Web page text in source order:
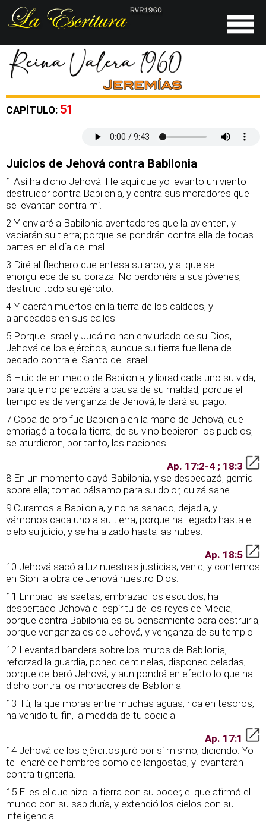
CAPÍTULO: 51
Juicios de Jehová contra Babilonia
1 Así ha dicho Jehová: He aquí que yo levanto un viento
destruidor contra Babilonia, y contra sus moradores que
se levantan contra mí.
2 Y enviaré a Babilonia aventadores que la avienten, y
vaciarán su tierra; porque se pondrán contra ella de todas
partes en el día del mal.
3 Diré al flechero que entesa su arco, y al que se
enorgullece de su coraza: No perdonéis a sus jóvenes,
destruid todo su ejército.
4 Y caerán muertos en la tierra de los caldeos, y
alanceados en sus calles.
5 Porque Israel y Judá no han enviudado de su Dios,
Jehová de los ejércitos, aunque su tierra fue llena de
pecado contra el Santo de Israel.
6 Huid de en medio de Babilonia, y librad cada uno su vida,
para que no perezcáis a causa de su maldad; porque el
tiempo es de venganza de Jehová; le dará su pago.
7 Copa de oro fue Babilonia en la mano de Jehová, que
embriagó a toda la tierra; de su vino bebieron los pueblos;
se aturdieron, por tanto, las naciones.
Ap. 17:2-4 ; 18:3
8 En un momento cayó Babilonia, y se despedazó; gemid
sobre ella; tomad bálsamo para su dolor, quizá sane.
9 Curamos a Babilonia, y no ha sanado; dejadla, y
vámonos cada uno a su tierra; porque ha llegado hasta el
cielo su juicio, y se ha alzado hasta las nubes.
Ap. 18:5
10 Jehová sacó a luz nuestras justicias; venid, y contemos
en Sion la obra de Jehová nuestro Dios.
11 Limpiad las saetas, embrazad los escudos; ha
despertado Jehová el espíritu de los reyes de Media;
porque contra Babilonia es su pensamiento para destruirla;
porque venganza es de Jehová, y venganza de su templo.
12 Levantad bandera sobre los muros de Babilonia,
reforzad la guardia, poned centinelas, disponed celadas;
porque deliberó Jehová, y aun pondrá en efecto lo que ha
dicho contra los moradores de Babilonia.
13 Tú, la que moras entre muchas aguas, rica en tesoros,
ha venido tu fin, la medida de tu codicia.
Ap. 17:1
14 Jehová de los ejércitos juró por sí mismo, diciendo: Yo
te llenaré de hombres como de langostas, y levantarán
contra ti gritería.
15 El es el que hizo la tierra con su poder, el que afirmó el
mundo con su sabiduría, y extendió los cielos con su
inteligencia.